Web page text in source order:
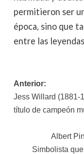
permitieron ser
época, sino que
entre las
Navegación
de
entradas
Anterior:
Jess Willard (1881-
título de campeón
Albert
Simbolista